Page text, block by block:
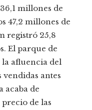
millones de
47,2 millones de
registró 25,8
El parque de
afluencia del
vendidas antes
acaba de
de las